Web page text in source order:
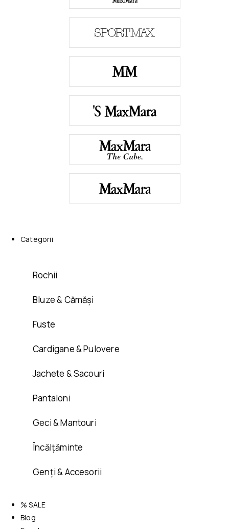
Categorii
Rochii
Bluze & Cămăși
Fuste
Cardigane & Pulovere
Jachete & Sacouri
Pantaloni
Geci & Mantouri
Încălțăminte
Genți & Accesorii
% SALE
Blog